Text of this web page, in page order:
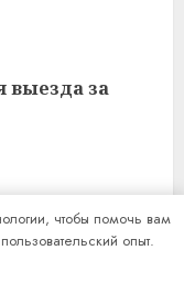
выезда за
чтобы помочь вам
опыт.